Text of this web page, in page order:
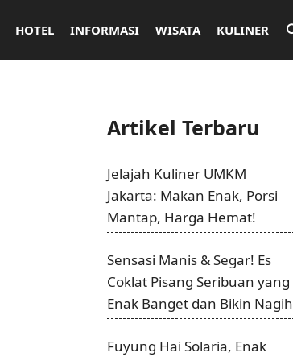
HOTEL INFORMASI WISATA KULINER
Artikel Terbaru
Jelajah Kuliner UMKM
Jakarta: Makan Enak, Porsi
Mantap, Harga Hemat!
Sensasi Manis & Segar! Es
Coklat Pisang Seribuan yang
Enak Banget dan Bikin Nagih
Fuyung Hai Solaria, Enak